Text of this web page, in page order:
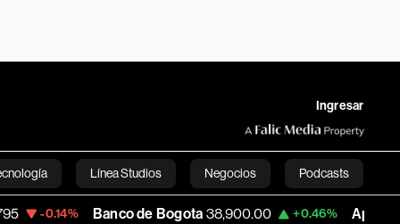
Ingresar
Línea Studios Negocios Podcasts
English
Banco de Bogota 38,900.00 +0.46% Apple 313.305